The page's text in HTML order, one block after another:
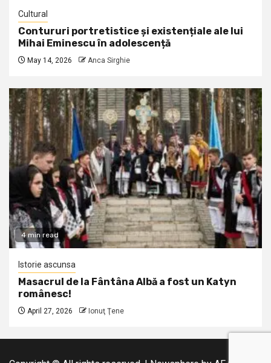
Cultural
Contururi portretistice și existențiale ale lui
Mihai Eminescu în adolescență
May 14, 2026 Anca Sirghie
4 min read
Istorie ascunsa
Masacrul de la Fântâna Albă a fost un Katyn
românesc!
April 27, 2026 Ionuţ Ţene